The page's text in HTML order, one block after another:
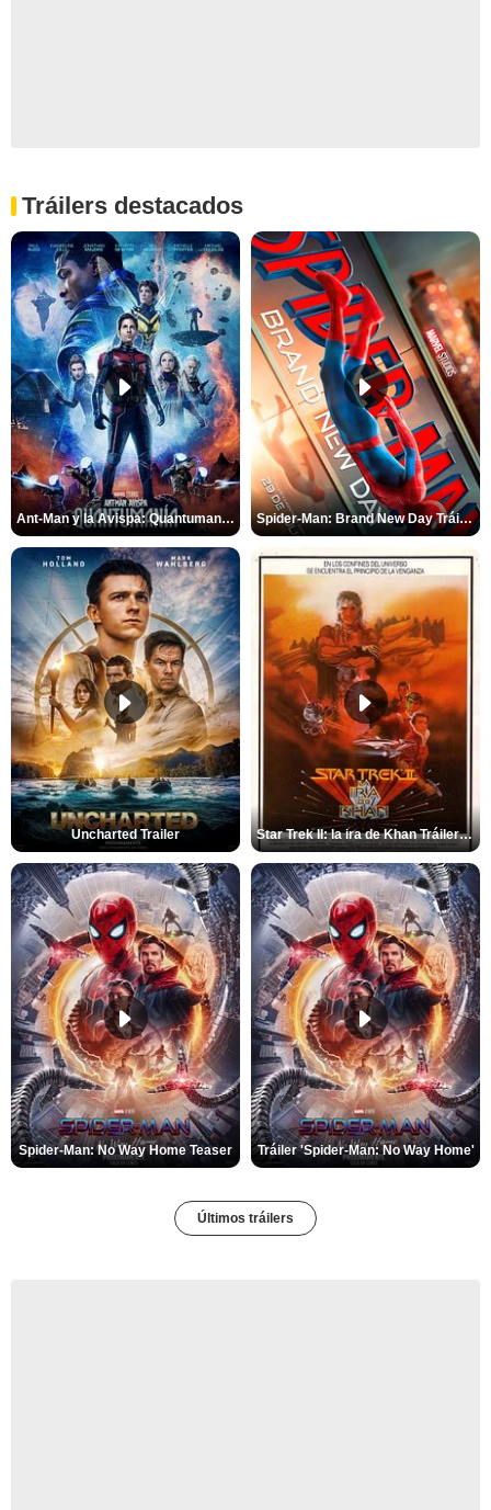
Tráilers destacados
Ant-Man y la Avispa: Quantumanía Tráiler (2) Spider-Man: Brand New Day Tráiler (3)
Uncharted Trailer Star Trek II: la ira de Khan Tráiler VO
Spider-Man: No Way Home Teaser Tráiler 'Spider-Man: No Way Home'
Últimos tráilers